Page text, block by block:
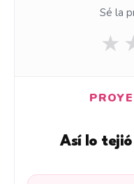
Sé la
★
Así lo